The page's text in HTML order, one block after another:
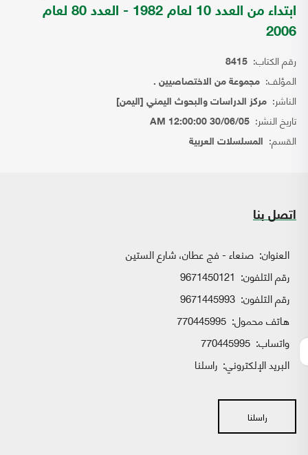
ابتداء من العدد 10 لعام 1982 - العدد 80 لعام
2006
رقم الكتاب: 8415
المؤلف: مجموعة من الاختصاصيين .
الناشر: مركز الدراسات والبحوث اليمني [اليمن]
تاريخ النشر: 30/06/05 12:00:00 AM
القسم: المسلسلات العربية
اتصل بنا
العنوان: صنعاء - فج عطان، شارع الستين
رقم التلفون: 9671450121
رقم التلفون: 9671445993
هاتف محمول: 770445995
واتساب:
البريد الإلكتروني: راسلنا
راسلنا